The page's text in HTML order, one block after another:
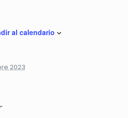
al calendario
2023